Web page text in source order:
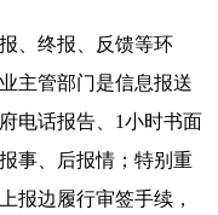
、终报、反馈等环
主管部门是信息报送
电话报告、1小时书面
事、后报情；特别重
报边履行审签手续，